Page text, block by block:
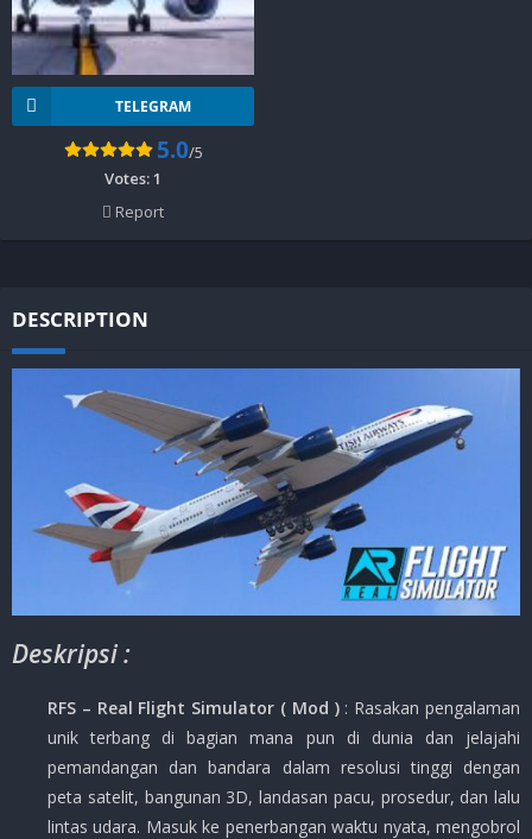
TELEGRAM
5.0/5
Votes:1
Report
DESCRIPTION
Deskripsi :
RFS – Real Flight Simulator ( Mod ) : Rasakan pengalaman
unik terbang di bagian mana pun di dunia dan jelajahi
pemandangan dan bandara dalam resolusi tinggi dengan
peta satelit, bangunan 3D, landasan pacu, prosedur, dan lalu
lintas udara. Masuk ke penerbangan waktu nyata, mengobrol